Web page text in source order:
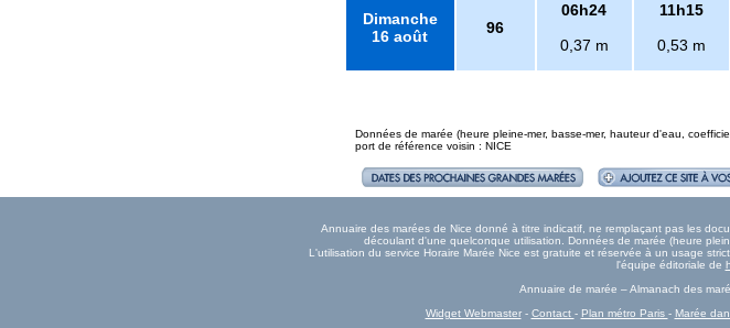
Dimanche
16 août
96
06h24
0,37 m
11h15
0,53 m
Données de marée (heure pleine-mer, basse-mer, hauteur d'eau,
port de référence voisin : NICE
Annuaire des marées de Nice donné à titre indicatif, ne remplaçant pas les
découlant d'une quelconque utilisation. Données de marée (heure
L'utilisation du service Horaire Marée Nice est gratuite et réservée à un usage
l'équipe éditoriale de
Annuaire de marée – Almanach des
Widget Webmaster- Contact - Plan métro Paris - Marée